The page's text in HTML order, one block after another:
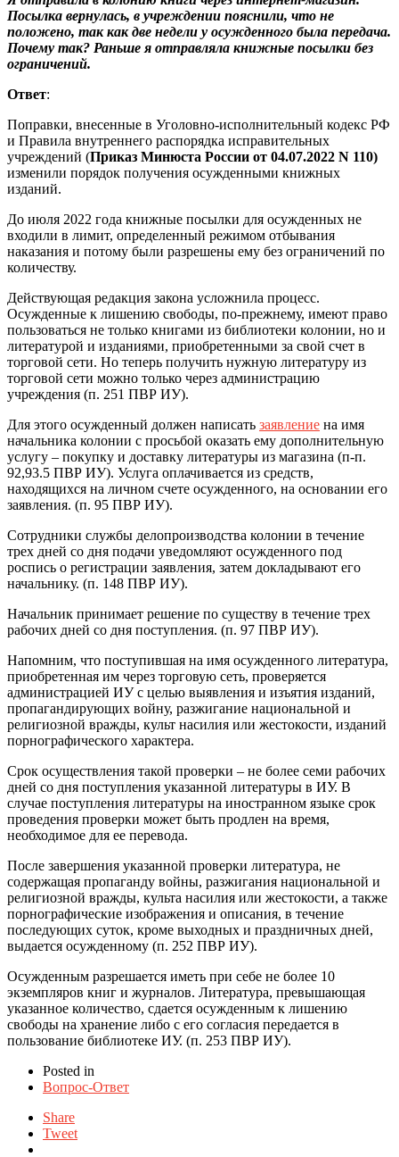
Посылка вернулась, в учреждении пояснили, что не
положено, так как две недели у осужденного была передача.
Почему так? Раньше я отправляла книжные посылки без
ограничений.
Ответ:
Поправки, внесенные в Уголовно-исполнительный кодекс РФ
и Правила внутреннего распорядка исправительных
учреждений (Приказ Минюста России от 04.07.2022 N 110)
изменили порядок получения осужденными книжных
изданий.
До июля 2022 года книжные посылки для осужденных не
входили в лимит, определенный режимом отбывания
наказания и потому были разрешены ему без ограничений по
количеству.
Действующая редакция закона усложнила процесс.
Осужденные к лишению свободы, по-прежнему, имеют право
пользоваться не только книгами из библиотеки колонии, но и
литературой и изданиями, приобретенными за свой счет в
торговой сети. Но теперь получить нужную литературу из
торговой сети можно только через администрацию
учреждения (п. 251 ПВР ИУ).
Для этого осужденный должен написать заявление на имя
начальника колонии с просьбой оказать ему дополнительную
услугу – покупку и доставку литературы из магазина (п-п.
92,93.5 ПВР ИУ). Услуга оплачивается из средств,
находящихся на личном счете осужденного, на основании его
заявления. (п. 95 ПВР ИУ).
Сотрудники службы делопроизводства колонии в течение
трех дней со дня подачи уведомляют осужденного под
роспись о регистрации заявления, затем докладывают его
начальнику. (п. 148 ПВР ИУ).
Начальник принимает решение по существу в течение трех
рабочих дней со дня поступления. (п. 97 ПВР ИУ).
Напомним, что поступившая на имя осужденного литература,
приобретенная им через торговую сеть, проверяется
администрацией ИУ с целью выявления и изъятия изданий,
пропагандирующих войну, разжигание национальной и
религиозной вражды, культ насилия или жестокости, изданий
порнографического характера.
Срок осуществления такой проверки – не более семи рабочих
дней со дня поступления указанной литературы в ИУ. В
случае поступления литературы на иностранном языке срок
проведения проверки может быть продлен на время,
необходимое для ее перевода.
После завершения указанной проверки литература, не
содержащая пропаганду войны, разжигания национальной и
религиозной вражды, культа насилия или жестокости, а также
порнографические изображения и описания, в течение
последующих суток, кроме выходных и праздничных дней,
выдается осужденному (п. 252 ПВР ИУ).
Осужденным разрешается иметь при себе не более 10
экземпляров книг и журналов. Литература, превышающая
указанное количество, сдается осужденным к лишению
свободы на хранение либо с его согласия передается в
пользование библиотеке ИУ. (п. 253 ПВР ИУ).
Posted in
Вопрос-Ответ
Share
Tweet